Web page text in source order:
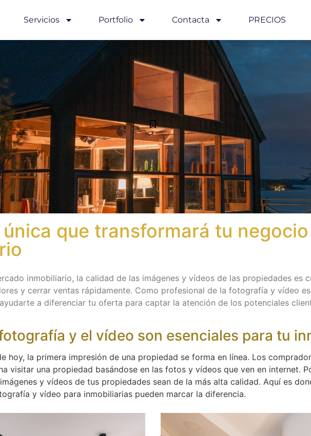
Servicios Portfolio Contacta PRECIOS
única que transformará tu
que transformará tu negocio
inmobiliario, la calidad de las imágenes y vídeos de las propiedades es
y cerrar ventas rápidamente. Como profesional de la fotografía y vídeo
a diferenciar tu oferta para captar la atención de los potenciales
y el vídeo son esenciales para tu
hoy, la primera impresión de una propiedad se forma en línea. Los
visitar una propiedad basándose en las fotos y vídeos que ven en internet.
y vídeos de tus propiedades sean de la más alta calidad. Aquí es
y vídeo para inmobiliarias pueden marcar la diferencia.